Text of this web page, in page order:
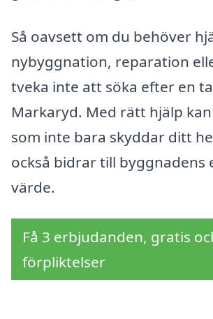
Så oavsett om du behöver
nybyggnation, reparation
tveka inte att söka efter en
Markaryd. Med rätt hjälp
som inte bara skyddar ditt
också bidrar till byggnadens
värde.
Få 3 erbjudanden, gratis
förpliktelser